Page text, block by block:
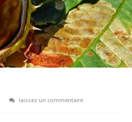
laissez un commentaire